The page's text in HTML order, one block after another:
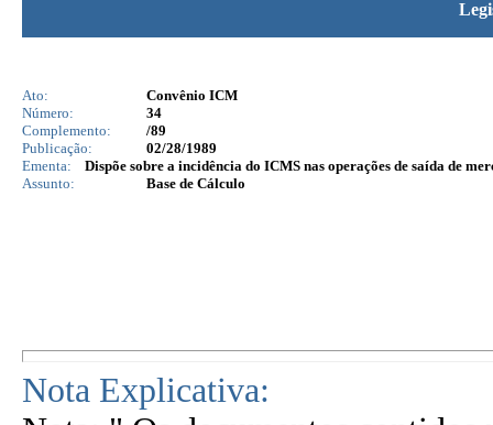
Ato:
Convênio ICM
Número:
34
Complemento:
/89
Publicação:
02/28/1989
Ementa:
Dispõe sobre a incidência do ICMS nas operações de saída de
Assunto:
Base de Cálculo
Nota Explicativa: